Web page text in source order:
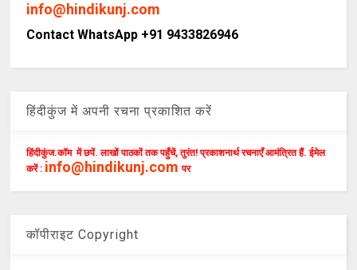
info@hindikunj.com
Contact WhatsApp +91 9433826946
हिंदीकुंज में अपनी रचना प्रकाशित करें
हिंदीकुंज.कॉम में छपें. लाखों पाठकों तक पहुँचें, तुरंत! प्रकाशनार्थ रचनाएँ आमंत्रित हैं. ईमेल
करें : info@hindikunj.com पर
कॉपीराइट Copyright